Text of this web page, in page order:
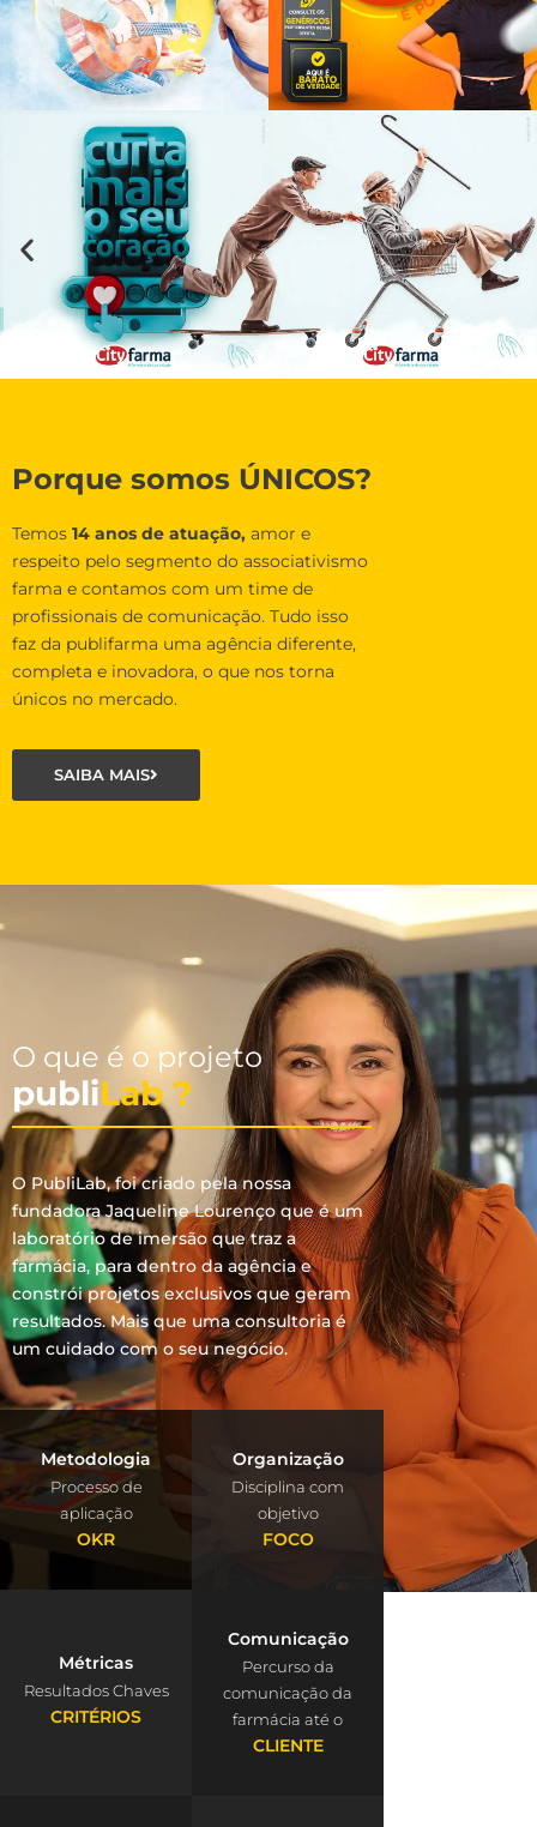
Porque somos ÚNICOS?
Temos 14 anos de atuação, amor e
respeito pelo segmento do associativismo
farma e contamos com um time de
profissionais de comunicação. Tudo isso
faz da publifarma uma agência diferente,
completa e inovadora, o que nos torna
únicos no mercado.
SAIBA MAIS
O que é o projeto
publiLab ?
O PubliLab, foi criado pela nossa
fundadora Jaqueline Lourenço que é um
laboratório de imersão que traz a
farmácia, para dentro da agência e
constrói projetos exclusivos que geram
resultados. Mais que uma consultoria é
um cuidado com o seu negócio.
Metodologia
Processo de
aplicação
OKR
Organização
Disciplina com
objetivo
FOCO
Métricas
Resultados Chaves
CRITÉRIOS
Comunicação
Percurso da
comunicação da
farmácia até o
CLIENTE